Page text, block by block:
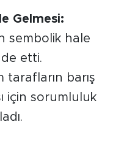
Gelmesi:
sembolik hale
etti.
tarafların barış
için sorumluluk